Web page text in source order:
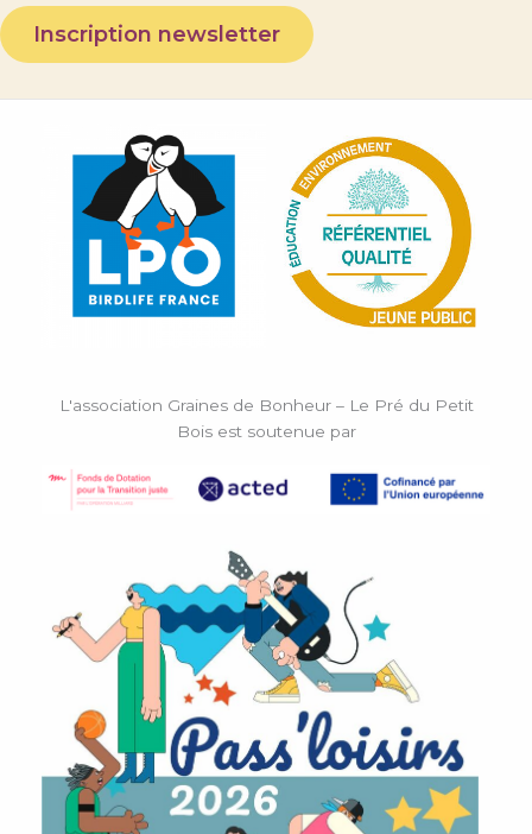
Inscription newsletter
L'association Graines de Bonheur – Le Pré du Petit
Bois est soutenue par